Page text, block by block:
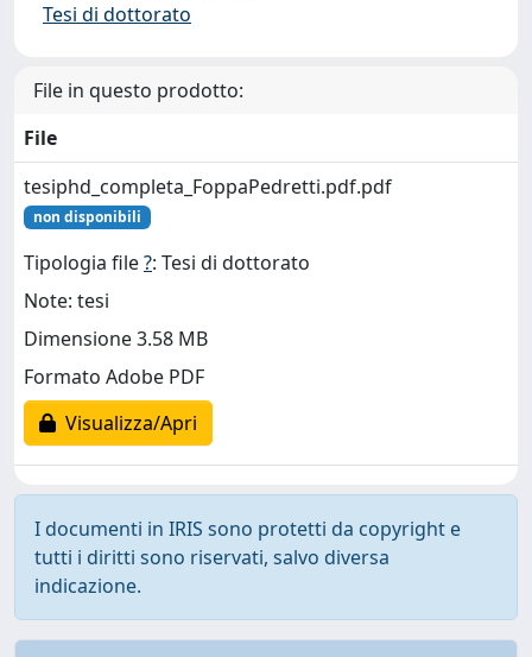
Tesi di dottorato
File in questo prodotto:
File
tesiphd_completa_FoppaPedretti.pdf.pdf
non disponibili
Tipologia file?: Tesi di dottorato
Note: tesi
Dimensione 3.58 MB
Formato Adobe PDF
Visualizza/Apri
I documenti in IRIS sono protetti da copyright e
tutti i diritti sono riservati, salvo diversa
indicazione.